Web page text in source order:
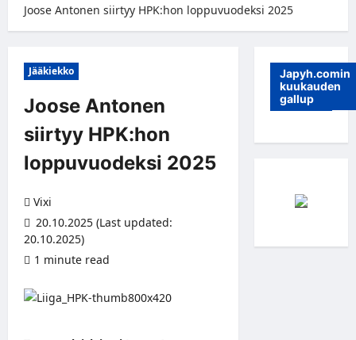
Joose Antonen siirtyy HPK:hon loppuvuodeksi 2025
Jääkiekko
Joose Antonen
siirtyy HPK:hon
loppuvuodeksi 2025
Vixi
20.10.2025 (Last updated:
20.10.2025)
1 minute read
Japyh.comin
kuukauden
gallup